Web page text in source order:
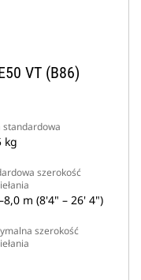
VT (B86)
standardowa
kg
szerokość
m (8'4" – 26' 4")
szerokość